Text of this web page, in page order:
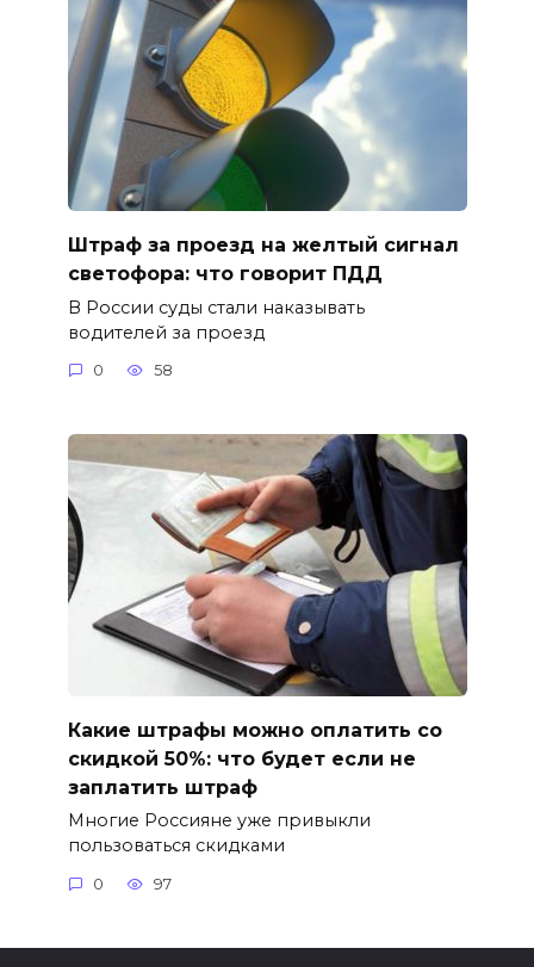
Штраф за проезд на желтый сигнал
светофора: что говорит ПДД
В России суды стали наказывать
водителей за проезд
0 58
Какие штрафы можно оплатить со
скидкой 50%: что будет если не
заплатить штраф
Многие Россияне уже привыкли
пользоваться скидками
0 97